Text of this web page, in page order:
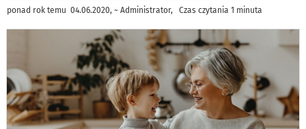
ponad rok temu 04.06.2020, ~ Administrator, Czas czytania 1 minuta